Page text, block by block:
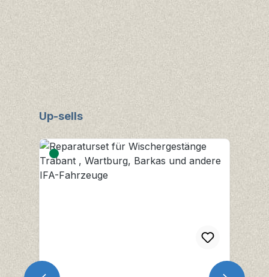
Produktgalerie überspringen
Up-sells